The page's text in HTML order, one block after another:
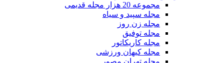
مجموعه 20 هزار مجله قدیمی
مجله سپید و سیاه
مجله زن روز
مجله توفیق
مجله کاریکاتور
مجله کیهان ورزشی
مجله تهران مصور